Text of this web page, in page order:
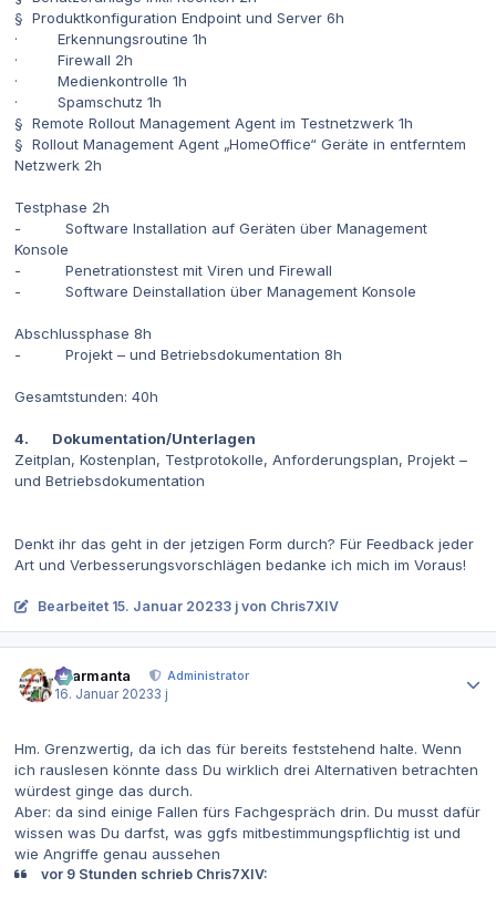
§ Produktkonfiguration Endpoint und Server 6h
· Erkennungsroutine 1h
· Firewall 2h
· Medienkontrolle 1h
· Spamschutz 1h
§ Remote Rollout Management Agent im Testnetzwerk 1h
§ Rollout Management Agent „HomeOffice“ Geräte in entferntem
Netzwerk 2h
Testphase 2h
- Software Installation auf Geräten über Management
Konsole
- Penetrationstest mit Viren und Firewall
- Software Deinstallation über Management Konsole
Abschlussphase 8h
- Projekt – und Betriebsdokumentation 8h
Gesamtstunden: 40h
4. Dokumentation/Unterlagen
Zeitplan, Kostenplan, Testprotokolle, Anforderungsplan, Projekt –
und Betriebsdokumentation
Denkt ihr das geht in der jetzigen Form durch? Für Feedback jeder
Art und Verbesserungsvorschlägen bedanke ich mich im Voraus!
Bearbeitet 15. Januar 20233 j von Chris7XIV
charmanta
Administrator
16. Januar 20233 j
Hm. Grenzwertig, da ich das für bereits feststehend halte. Wenn
ich rauslesen könnte dass Du wirklich drei Alternativen betrachten
würdest ginge das durch.
Aber: da sind einige Fallen fürs Fachgespräch drin. Du musst dafür
wissen was Du darfst, was ggfs mitbestimmungspflichtig ist und
wie Angriffe genau aussehen
vor 9 Stunden schrieb Chris7XIV: